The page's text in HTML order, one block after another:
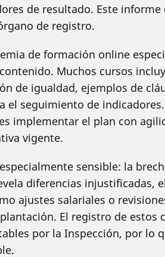
de resultado. Este
de registro.
de formación online
Muchos cursos
de igualdad, ejemplos de
el seguimiento de
implementar el plan con
vigente.
sensible: la
diferencias injustificadas,
ajustes salariales o
El registro de estos
por la Inspección, por lo